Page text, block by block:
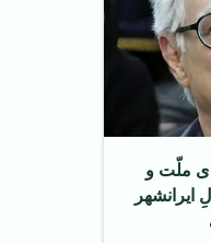
ملّت و
ایرانشهر